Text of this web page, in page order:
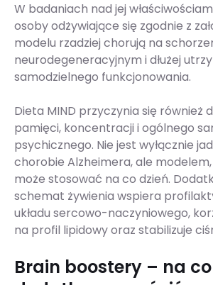
W badaniach nad jej
osoby odżywiające się zgodnie z
modelu rzadziej chorują na
neurodegeneracyjnym i dłużej
samodzielnego funkcjonowania.
Dieta MIND przyczynia się również
pamięci, koncentracji i ogólnego
psychicznego. Nie jest wyłącznie
chorobie Alzheimera, ale
może stosować na co dzień.
schemat żywienia wspiera
układu sercowo-naczyniowego,
na profil lipidowy oraz stabilizuje
Brain boostery – na co